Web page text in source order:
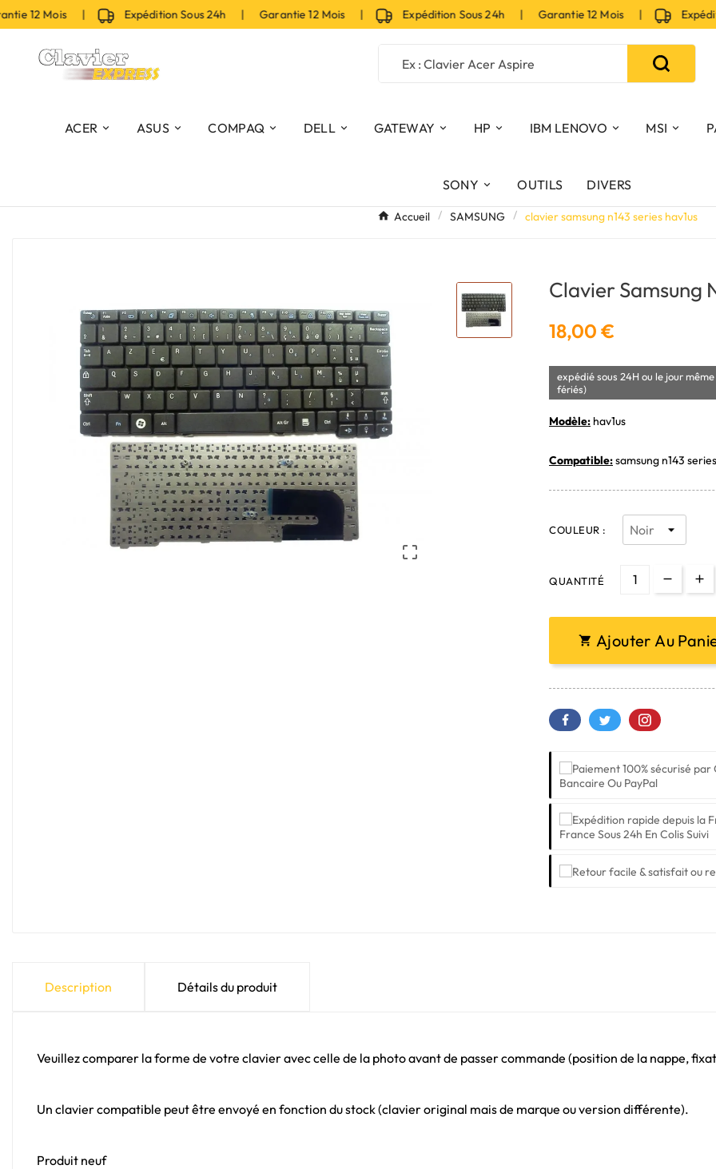
12 Mois | Expédition Sous 24h | Garantie 12 Mois | Expédition Sous 24h | Garantie 12 Mois |
ACER ASUS COMPAQ DELL GATEWAY HP IBM LENOVO MSI
SONY OUTILS DIVERS
Accueil SAMSUNG clavier samsung n143 series hav1us

Clavier Samsung
18,00 €
expédié sous 24H ou le jour
fériés)
Modèle: hav1us
Compatible:samsung n143 series
COULEUR :
QUANTITÉ
 Ajouter Au
Bancaire Ou PayPal
France Sous 24h En Colis Suivi
Description Détails du produit
Veuillez comparer la forme de votre clavier avec celle de la photo avant de passer commande (position de la nappe,
Un clavier compatible peut être envoyé en fonction du stock (clavier original mais de marque ou version différente).
Produit neuf